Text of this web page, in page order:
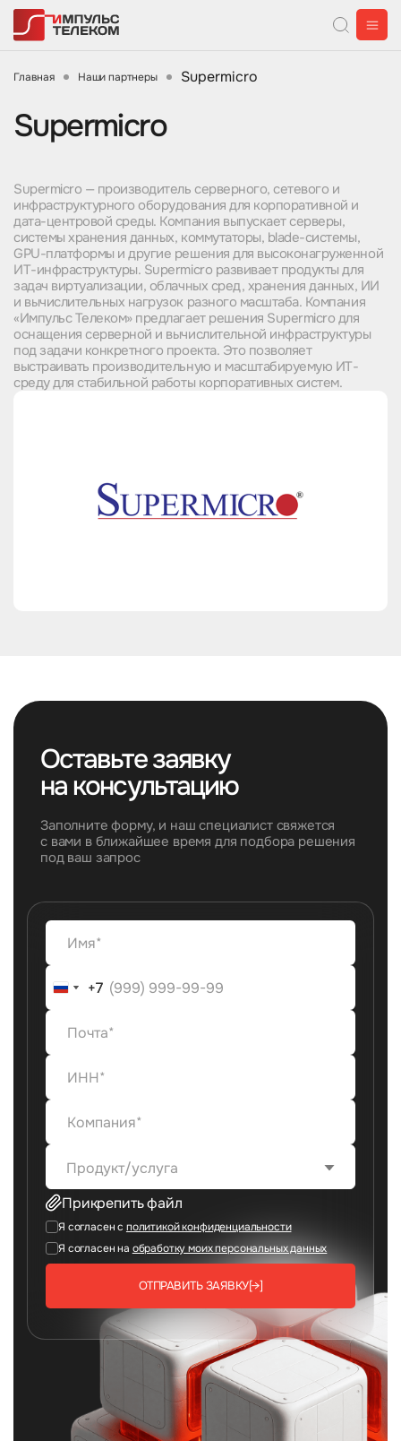
Главная Наши партнеры Supermicro
Supermicro
Supermicro — производитель серверного, сетевого и
инфраструктурного оборудования для корпоративной и
дата-центровой среды. Компания выпускает серверы,
системы хранения данных, коммутаторы, blade-системы,
GPU-платформы и другие решения для высоконагруженной
ИТ-инфраструктуры. Supermicro развивает продукты для
задач виртуализации, облачных сред, хранения данных, ИИ
и вычислительных нагрузок разного масштаба. Компания
«Импульс Телеком» предлагает решения Supermicro для
оснащения серверной и вычислительной инфраструктуры
под задачи конкретного проекта. Это позволяет
выстраивать производительную и масштабируемую ИТ-
среду для стабильной работы корпоративных систем.
Оставьте заявку
на консультацию
Заполните форму, и наш специалист свяжется
с вами в ближайшее время для подбора решения
под ваш запрос
+7
+7
Продукт/услуга
Прикрепить файл
Я согласен с политикой конфиденциальности
Я согласен на обработку моих персональных данных
ОТПРАВИТЬ ЗАЯВКУ[→]